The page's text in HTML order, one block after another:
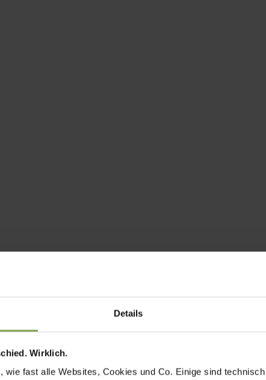
Details
Wirklich.
wie fast alle Websites, Cookies und Co. Einige sind